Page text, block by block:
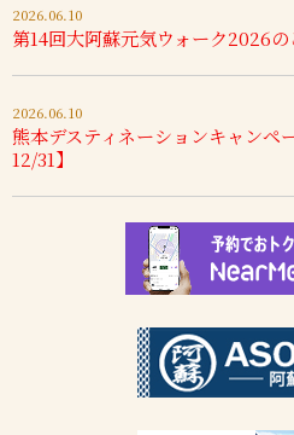
2026.06.10
第14回大阿蘇元気ウォーク2026の
2026.06.10
熊本デスティネーションキャンペ
12/31】